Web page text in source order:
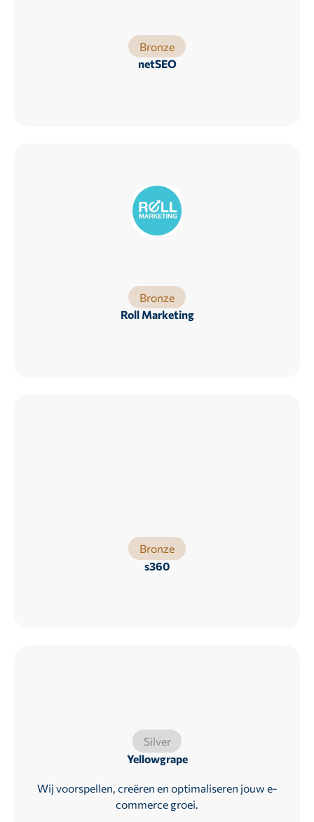
Bronze
netSEO
Bronze
Roll Marketing
Bronze
s360
Silver
Yellowgrape
Wij voorspellen, creëren en optimaliseren jouw e-
commerce groei.